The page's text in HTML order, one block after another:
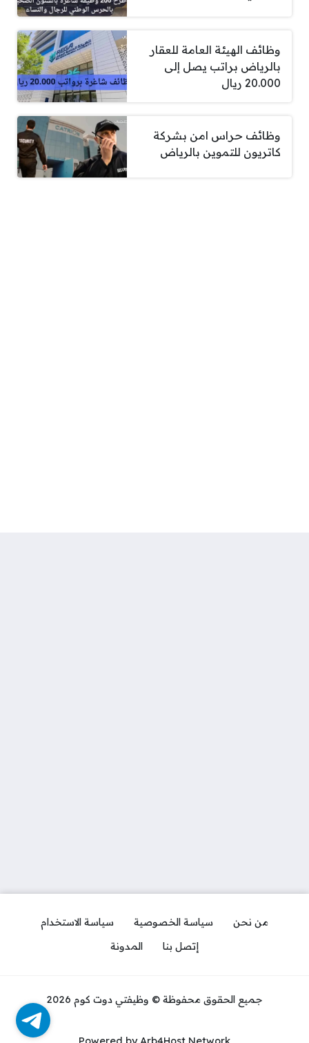
وظائف الهيئة العامة للعقار
بالرياض براتب يصل إلى
20.000 ريال
وظائف حراس امن بشركة
كاتريون للتموين بالرياض
من نحن سياسة الخصوصية
سياسة الاستخدام
إتصل بنا
المدونة
جميع الحقوق محفوظة © وظيفتي دوت كوم 2026